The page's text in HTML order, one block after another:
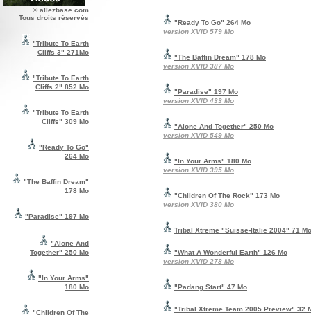
© allezbase.com
Tous droits réservés
"Tribute To Earth
Cliffs 3" 271Mo
"Tribute To Earth
Cliffs 2" 852 Mo
"Tribute To Earth
Cliffs" 309 Mo
"Ready To Go"
264 Mo
"The Baffin Dream"
178 Mo
"Paradise" 197 Mo
"Alone And
Together" 250 Mo
"In Your Arms"
180 Mo
"Children Of The
"Ready To Go" 264 Mo
version XVID 579 Mo
"The Baffin Dream" 178 Mo
version XVID 387 Mo
"Paradise" 197 Mo
version XVID 433 Mo
"Alone And Together" 250 Mo
version XVID 549 Mo
"In Your Arms" 180 Mo
version XVID 395 Mo
"Children Of The Rock" 173 Mo
version XVID 380 Mo
Tribal Xtreme "Suisse-Italie 2004" 71 Mo
"What A Wonderful Earth" 126 Mo
version XVID 278 Mo
"Padang Start" 47 Mo
"Tribal Xtreme Team 2005 Preview" 32